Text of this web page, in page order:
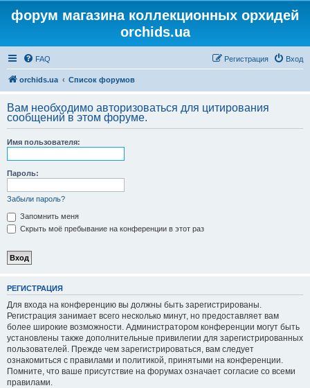
форум магазина коллекционных орхидей
orchids.ua
FAQ Вход
Регистрация
orchids.ua Список форумов
Вам необходимо авторизоваться для цитирования
сообщений в этом форуме.
Имя пользователя:
Пароль:
Забыли пароль?
Запомнить меня
Скрыть моё пребывание на конференции в этот раз
РЕГИСТРАЦИЯ
Для входа на конференцию вы должны быть зарегистрированы.
Регистрация занимает всего несколько минут, но предоставляет вам
более широкие возможности. Администратором конференции могут быть
установлены также дополнительные привилегии для зарегистрированных
пользователей. Прежде чем зарегистрироваться, вам следует
ознакомиться с правилами и политикой, принятыми на конференции.
Помните, что ваше присутствие на форумах означает согласие со всеми
правилами.